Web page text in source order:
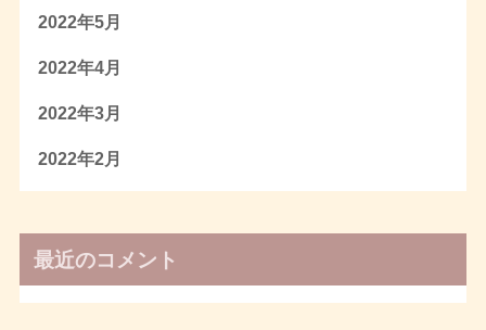
2022年5月
2022年4月
2022年3月
2022年2月
最近のコメント